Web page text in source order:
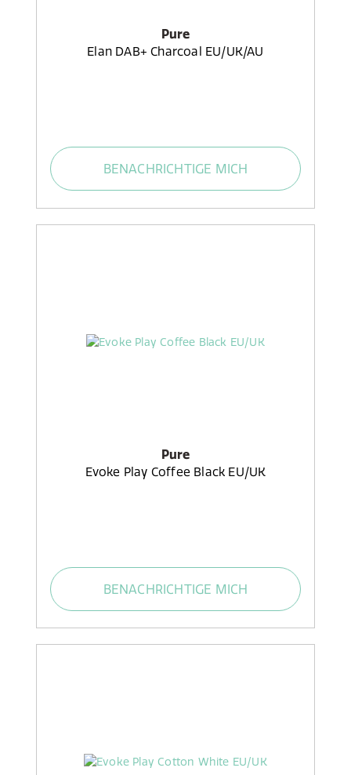
Pure
Elan DAB+ Charcoal EU/UK/AU
BENACHRICHTIGE MICH
Pure
Evoke Play Coffee Black EU/UK
BENACHRICHTIGE MICH